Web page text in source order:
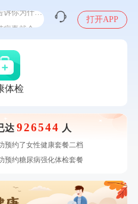
么筛查
打开APP
体检
达 926544 人
K3颈椎按摩仪（浅灰色）
预约了女性VIP体检套餐
功预约了心脏病套餐
功预约了心脏病套餐
买了便携式手持小风扇
预约了女性健康套餐二档
预约糖尿病强化体检套餐
购买了BP3颈椎热敷枕